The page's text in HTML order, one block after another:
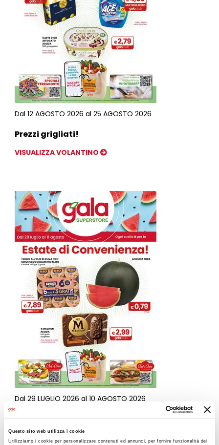
Questo sito web utilizza i cookie
Utilizziamo i cookie per personalizzare contenuti ed annunci, per fornire funzionalità dei
Dal 12 AGOSTO 2026 al 25 AGOSTO 2026
Prezzi grigliati!
VISUALIZZA VOLANTINO
Dal 29 LUGLIO 2026 al 10 AGOSTO 2026
VISUALIZZA VOLANTINO